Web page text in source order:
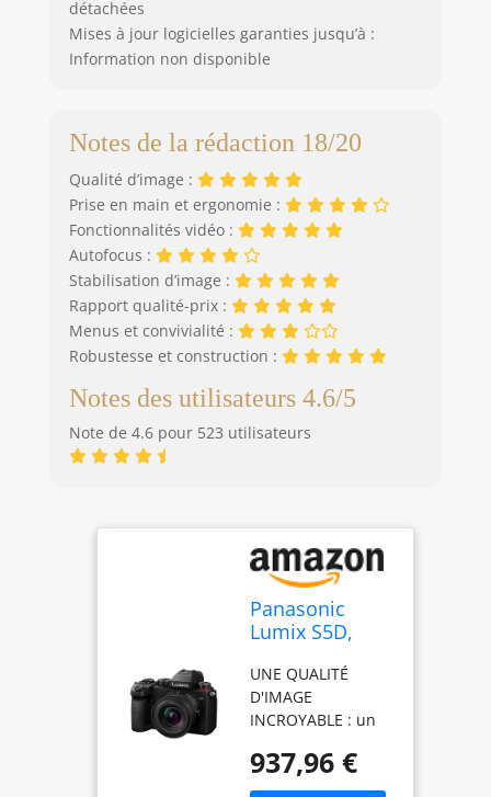
détachées
Mises à jour logicielles garanties jusqu’à :
Information non disponible
Notes de la rédaction 18/20
Qualité d’image :
Prise en main et ergonomie :
Fonctionnalités vidéo :
Autofocus :
Stabilisation d’image :
Rapport qualité-prix :
Menus et convivialité :
Robustesse et construction :
Notes des utilisateurs 4.6/5
Note de 4.6 pour 523 utilisateurs
Panasonic
Lumix S5D,
Hybride Plein
Format, avec
Objectif Lumix
S 18-40mm
F4.5-6.3 (24MP,
UNE QUALITÉ
D'IMAGE
INCROYABLE : un
format de 24,2 MP
avec Double ISO
937,96 €